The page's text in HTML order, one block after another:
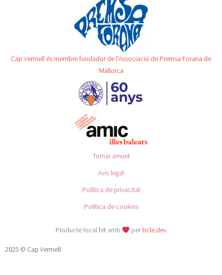
Cap Vermell és membre fundador de l'Associació de Premsa Forana de
Mallorca
Tornar amunt
Avís legal
Política de privacitat
Política de cookies
Producte local fet amb perbcle.dev
2025 © Cap Vermell